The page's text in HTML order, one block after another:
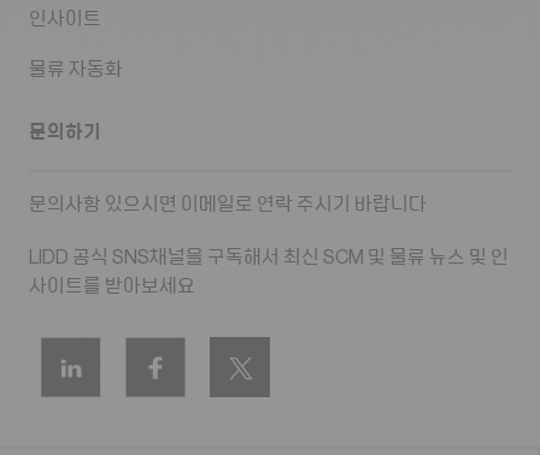
인사이트
물류 자동화
문의하기
문의사항 있으시면 이메일로 연락 주시기 바랍니다
LIDD 공식 SNS채널을 구독해서 최신 SCM 및 물류 뉴스 및 인
사이트를 받아보세요